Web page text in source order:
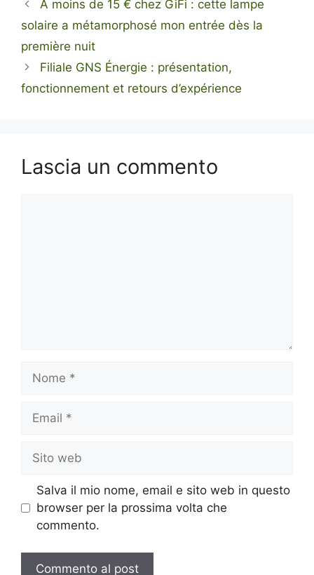
À moins de 15 € chez GiFi : cette lampe
solaire a métamorphosé mon entrée dès la
première nuit
Filiale GNS Énergie : présentation,
fonctionnement et retours d’expérience
Lascia un commento
Nome
Email
Sito
web
Salva il mio nome, email e sito web in questo
browser per la prossima volta che
commento.